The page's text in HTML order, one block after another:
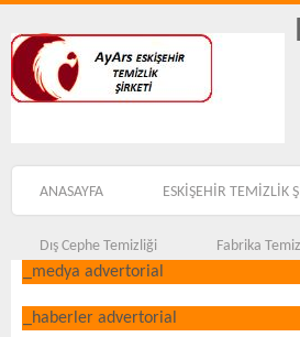
ANASAYFA ESKİŞEHİR TEMİZLİK
Dış Cephe Temizliği Fabrika
_medya advertorial
_haberler advertorial